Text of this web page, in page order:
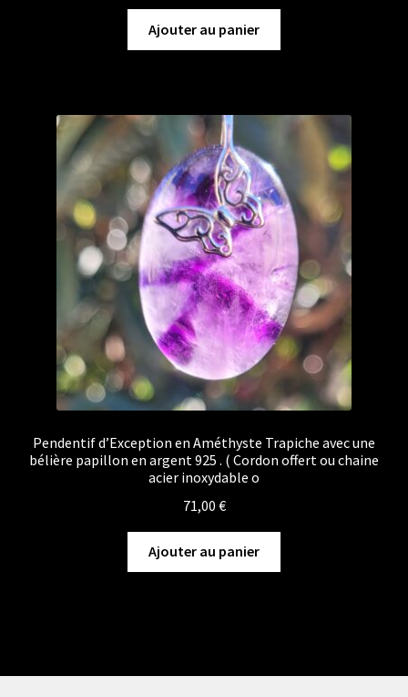
Ajouter au panier
Pendentif d’Exception en Améthyste Trapiche avec une
bélière papillon en argent 925 . ( Cordon offert ou chaine
acier inoxydable o
71,00 €
Ajouter au panier